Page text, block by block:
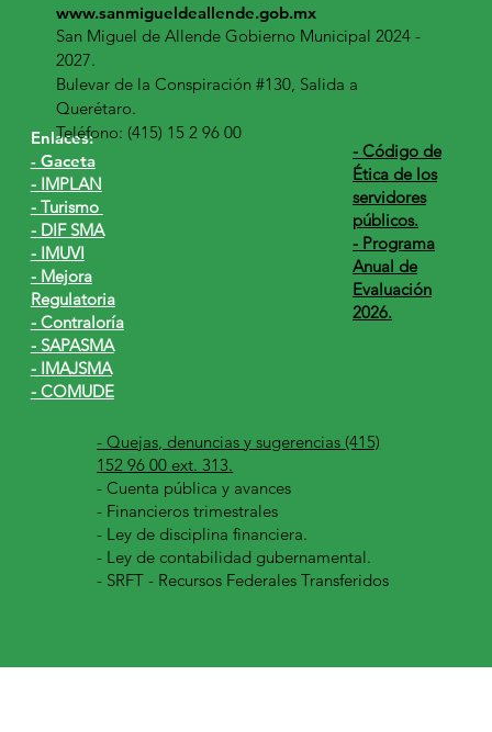
Enlaces:
- Gaceta
- IMPLAN
- Turismo
- DIF SMA
- IMUVI
- Mejora
Regulatoria
- Contraloría
- SAPASMA
- IMAJSMA
- COMUDE
www.sanmigueldeallende.gob.mx
San Miguel de Allende Gobierno Municipal 2024 -
2027.
Bulevar de la Conspiración #130, Salida a
Querétaro.
Teléfono: (415) 15 2 96 00
- Quejas, denuncias y sugerencias (415)
152 96 00 ext. 313.
-Cuenta pública y avances
- Financieros trimestrales
- Ley de disciplina financiera.
- Ley de contabilidad gubernamental.
- SRFT - Recursos Federales Transferidos
​- Código de
Ética de los
servidores
públicos.
- Programa
Anual de
Evaluación
2026.